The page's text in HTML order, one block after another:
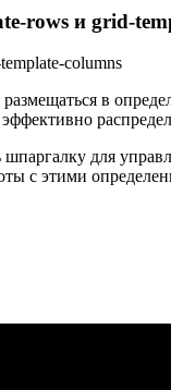
rows и grid-
в
шпаргалку для
с этими